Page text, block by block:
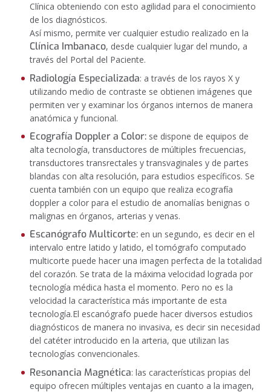
Clínica obteniendo con esto agilidad para el conocimiento
de los diagnósticos.
Así mismo, permite ver cualquier estudio realizado en la
Clínica Imbanaco, desde cualquier lugar del mundo, a
través del Portal del Paciente.
Radiología Especializada: a través de los rayos X y
utilizando medio de contraste se obtienen imágenes que
permiten ver y examinar los órganos internos de manera
anatómica y funcional.
Ecografía Doppler a Color:se dispone de equipos de
alta tecnología, transductores de múltiples frecuencias,
transductores transrectales y transvaginales y de partes
blandas con alta resolución, para estudios específicos. Se
cuenta también con un equipo que realiza ecografía
doppler a color para el estudio de anomalías benignas o
malignas en órganos, arterias y venas.
Escanógrafo Multicorte:en un segundo, es decir en el
intervalo entre latido y latido, el tomógrafo computado
multicorte puede hacer una imagen perfecta de la totalidad
del corazón. Se trata de la máxima velocidad lograda por
tecnología médica hasta el momento. Pero no es la
velocidad la característica más importante de esta
tecnología.El escanógrafo puede hacer diversos estudios
diagnósticos de manera no invasiva, es decir sin necesidad
del catéter introducido en la arteria, que utilizan las
tecnologías convencionales.
Resonancia Magnética: las características propias del
equipo ofrecen múltiples ventajas en cuanto a la imagen,